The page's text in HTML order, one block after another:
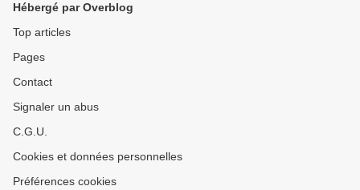
Hébergé par Overblog
Top articles
Pages
Contact
Signaler un abus
C.G.U.
Cookies et données personnelles
Préférences cookies